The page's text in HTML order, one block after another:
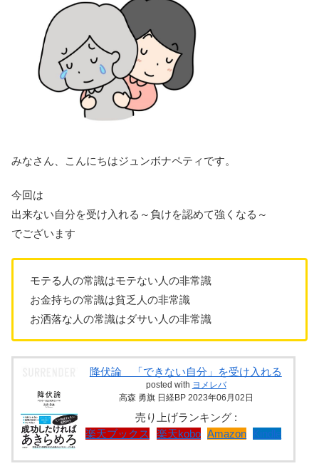
みなさん、こんにちはジュンボナペティです。
今回は
出来ない自分を受け入れる～負けを認めて強くなる～
でございます
モテる人の常識はモテない人の非常識
お金持ちの常識は貧乏人の非常識
お洒落な人の常識はダサい人の非常識
降伏論 「できない自分」を受け入れる
posted with ヨメレバ
高森 勇旗 日経BP 2023年06月02日
売り上げランキング :
楽天ブックス
楽天kobo Amazon Kindle